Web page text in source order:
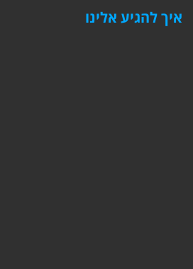
איך להגיע אלינו